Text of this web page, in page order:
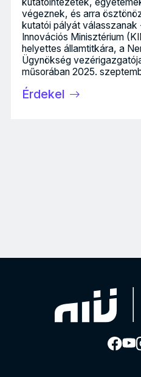
végeznek, és arra
kutatói pályát válasszanak
Innovációs Minisztérium
helyettes államtitkára, a
Ügynökség
műsorában 2025.
Érdekel